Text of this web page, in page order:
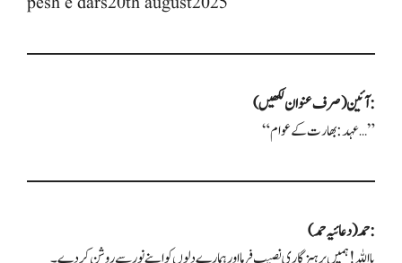
آئین (صرف عنوان لکھیں):
“عہد: بھارت کے عوام…”
حمد (دعائیہ حمد):